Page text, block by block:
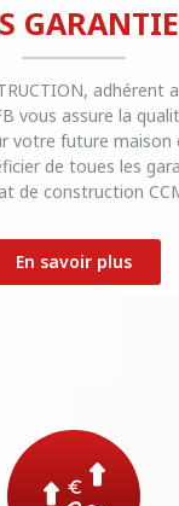
adhérent
vous assure la
votre future maison
de toues les
de construction
En savoir plus